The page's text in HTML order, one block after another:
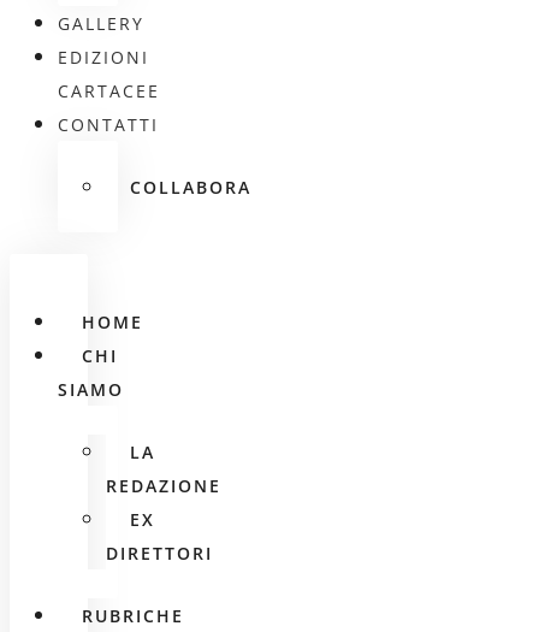
GALLERY
EDIZIONI
CARTACEE
CONTATTI
COLLABORA
HOME
CHI
SIAMO
LA
REDAZIONE
EX
DIRETTORI
RUBRICHE